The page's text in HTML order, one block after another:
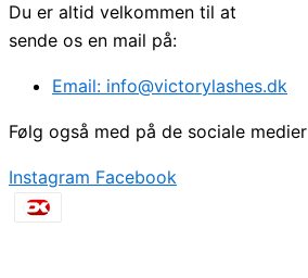
Du er altid velkommen til at
sende os en mail på:
Email: info@victorylashes.dk
Følg også med på de sociale medier
Instagram Facebook